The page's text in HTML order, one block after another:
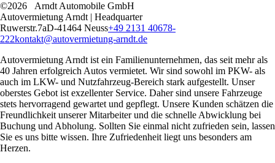
©2026 Arndt Automobile GmbH
Autovermietung Arndt | Headquarter
Ruwerstr.7aD-41464 Neuss+49 2131 40678-
222kontakt@autovermietung-arndt.de
Autovermietung Arndt ist ein Familienunternehmen, das seit mehr als
40 Jahren erfolgreich Autos vermietet. Wir sind sowohl im PKW- als
auch im LKW- und Nutzfahrzeug-Bereich stark aufgestellt. Unser
oberstes Gebot ist exzellenter Service. Daher sind unsere Fahrzeuge
stets hervorragend gewartet und gepflegt. Unsere Kunden schätzen die
Freundlichkeit unserer Mitarbeiter und die schnelle Abwicklung bei
Buchung und Abholung. Sollten Sie einmal nicht zufrieden sein, lassen
Sie es uns bitte wissen. Ihre Zufriedenheit liegt uns besonders am
Herzen.